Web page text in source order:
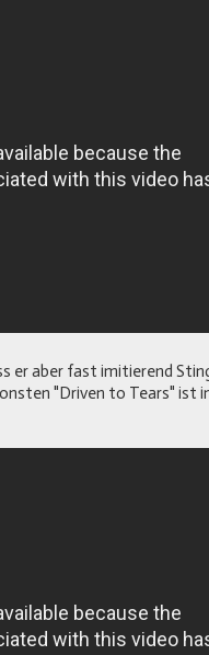
er aber fast imitierend
"Driven to Tears" ist